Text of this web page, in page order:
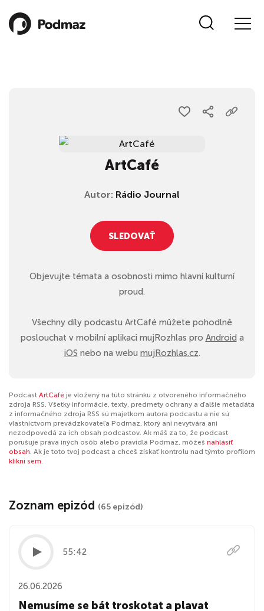
ArtCafé
Autor: Rádio Journal
SLEDOVAŤ
Objevujte témata a osobnosti mimo hlavní kulturní
proud.
Všechny díly podcastu ArtCafé můžete pohodlně
poslouchat v mobilní aplikaci mujRozhlas pro Android a
iOS nebo na webu mujRozhlas.cz.
Podcast ArtCafé je vložený na túto stránku z otvoreného informačného
zdroja RSS. Všetky informácie, texty, predmety ochrany a ďalšie metadáta
z informačného zdroja RSS sú majetkom autora podcastu a nie sú
vlastníctvom prevádzkovateľa Podmaz, ktorý ani nevytvára ani
nezodpovedá za ich obsah podcastov. Ak máš za to, že podcast
porušuje práva iných osôb alebo pravidlá Podmaz, môžeš nahlásiť
obsah. Ak je toto tvoj podcast a chceš získať kontrolu nad týmto profilom
klikni sem.
Zoznam epizód (65 epizód)
55:42
26.06.2026
Nemusíme se bát troskotat a plavat